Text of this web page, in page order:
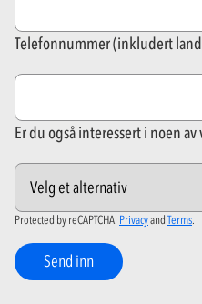
Telefonnummer (inkludert
Er du også interessert i noen
Protected by reCAPTCHA. Privacyand Terms
Send inn